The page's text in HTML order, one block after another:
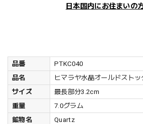
日本国内にお住まいの
品番
PTKC040
品名
ヒマラヤ水晶オールドスト
サイズ
最長部分3.2cm
重量
7.0グラム
鉱物名
Quartz